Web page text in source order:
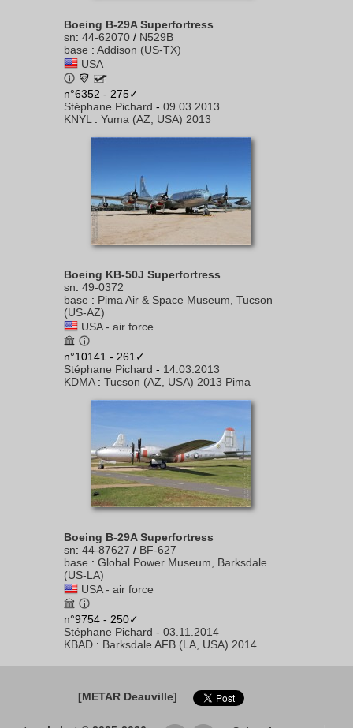
Boeing B-29A Superfortress
sn: 44-62070 / N529B
base : Addison (US-TX)
USA
n°6352 - 275✓
Stéphane Pichard - 09.03.2013
KNYL : Yuma (AZ, USA) 2013
Boeing KB-50J Superfortress
sn: 49-0372
base : Pima Air & Space Museum, Tucson
(US-AZ)
USA - air force
n°10141 - 261✓
Stéphane Pichard - 14.03.2013
KDMA: Tucson (AZ, USA) 2013 Pima
Boeing B-29A Superfortress
sn: 44-87627 / BF-627
base : Global Power Museum, Barksdale
(US-LA)
USA - air force
n°9754 - 250✓
Stéphane Pichard - 03.11.2014
KBAD : Barksdale AFB (LA, USA) 2014
[METAR Deauville]